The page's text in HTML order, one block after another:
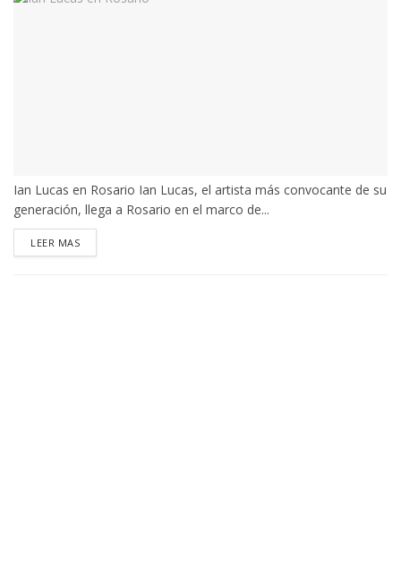
Ian Lucas en Rosario Ian Lucas, el artista más convocante de su
generación, llega a Rosario en el marco de...
LEER MASDETAILS